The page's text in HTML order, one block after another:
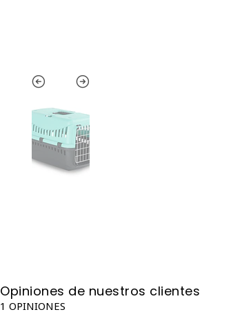
Opiniones de nuestros clientes
1 OPINIONES